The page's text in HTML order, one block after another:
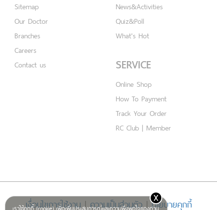
x
Sitemap
Our Doctor
Branches
Careers
Contact us
News&Activities
Quiz&Poll
What's Hot
SERVICE
Online Shop
How To Payment
Track Your Order
RC Club | Member
เงื่อนไขการใช้งาน|ความเป็นส่วนตัว|นโยบายคุกกี้